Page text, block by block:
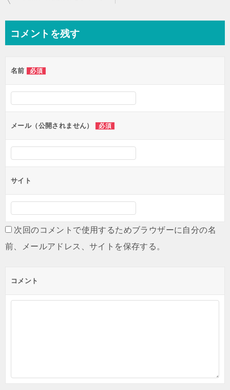
ビ
ー
シ
ン
コメントを残す
名前 必須
メール（公開されません） 必須
サイト
次回のコメントで使用するためブラウザーに自分の名
前、メールアドレス、サイトを保存する。
コメント